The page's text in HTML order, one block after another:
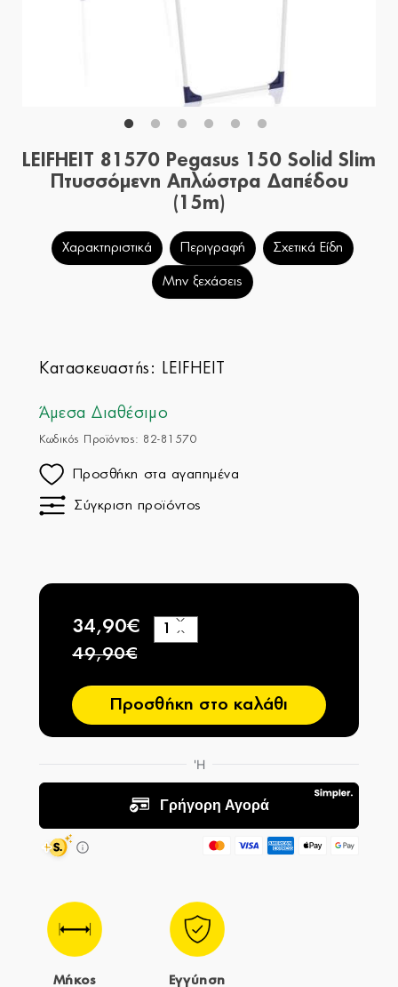
LEIFHEIT 81570 Pegasus 150 Solid Slim
Πτυσσόμενη Απλώστρα Δαπέδου
(15m)
Χαρακτηριστικά Περιγραφή Σχετικά Είδη
Μην ξεχάσεις
Κατασκευαστής: LEIFHEIT
Άμεσα Διαθέσιμο
Κωδικός Προϊόντος: 82-81570
Προσθήκη στα αγαπημένα
Σύγκριση προϊόντος
34,90€
49,90€
−
+
Προσθήκη στο καλάθι
Μήκος Εγγύηση